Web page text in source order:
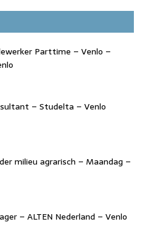
Parttime – Venlo –
– Studelta – Venlo
milieu agrarisch – Maandag –
– ALTEN Nederland – Venlo